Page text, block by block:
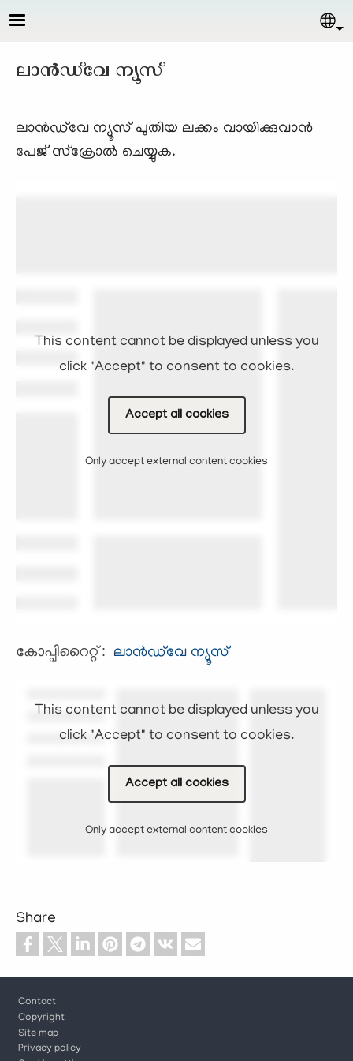
Skip to main content
ലാന്‍ഡ്‌വേ ന്യൂസ്‌
ലാന്‍ഡ്‌വേ ന്യൂസ്‌ പുതിയ ലക്കം വായിക്കുവാന്‍
പേജ് സ്ക്രോല്‍ ചെയ്യുക.
This content cannot be displayed unless you
click "Accept" to consent to cookies.
Accept all cookies
Only accept external content cookies
കോപ്പിറൈറ്റ് : ലാന്‍ഡ്‌വേ ന്യൂസ്‌
This content cannot be displayed unless you
click "Accept" to consent to cookies.
Accept all cookies
Only accept external content cookies
Share
Footer
Contact
Copyright
Site map
Privacy policy